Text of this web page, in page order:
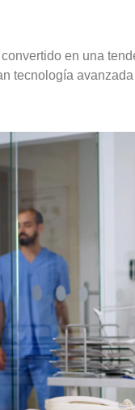
en una
tecnología